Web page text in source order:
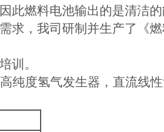
此燃料电池输出的是清洁的
求，我司研制并生产了《
训。
度氢气发生器，直流线性